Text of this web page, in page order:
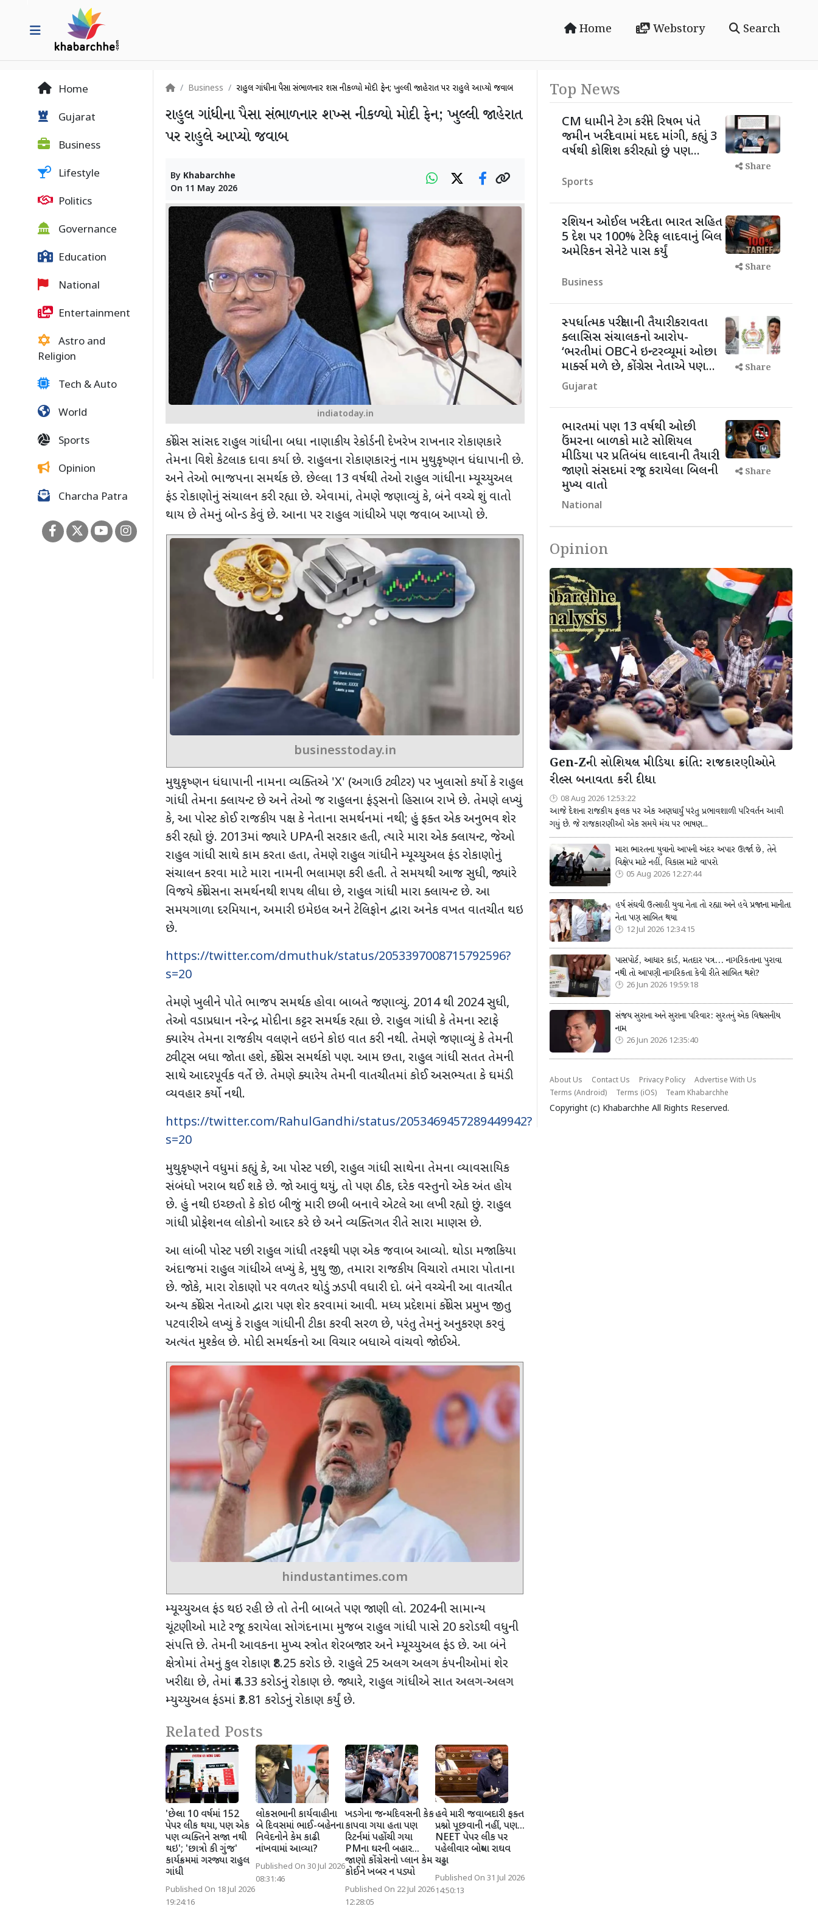
Home Webstory Search
Home
Gujarat
Business
Lifestyle
Politics
Governance
Education
National
Entertainment
Astro and
Religion
Tech & Auto
World
Sports
Opinion
Charcha Patra
Business રાહુલ ગાંધીના પૈસા સંભાળનાર શખ્સ નીકળ્યો મોદી ફેન; ખુલ્લી જાહેરાત પર રાહુલે આપ્યો જવાબ
રાહુલ ગાંધીના પૈસા સંભાળનાર શખ્સ નીકળ્યો મોદી ફેન; ખુલ્લી જાહેરાત
પર રાહુલે આપ્યો જવાબ
By Khabarchhe
On 11 May 2026
indiatoday.in
કોંગ્રેસ સાંસદ રાહુલ ગાંધીના બધા નાણાકીય રેકોર્ડની દેખરેખ રાખનાર રોકાણકારે
તેમના વિશે કેટલાક દાવા કર્યા છે. રાહુલના રોકાણકારનું નામ મુથુકૃષ્ણન ધંધાપાની છે.
અને તેઓ ભાજપના સમર્થક છે. છેલ્લા 13 વર્ષથી તેઓ રાહુલ ગાંધીના મ્યૂચ્યુઅલ
ફંડ રોકાણોનું સંચાલન કરી રહ્યા છે. એવામાં, તેમણે જણાવ્યું કે, બંને વચ્ચે શું વાતો
થાય છે તેમનું બોન્ડ કેવું છે. આના પર રાહુલ ગાંધીએ પણ જવાબ આપ્યો છે.
businesstoday.in
મુથુકૃષ્ણન ધંધાપાની નામના વ્યક્તિએ 'X' (અગાઉ ટ્વીટર) પર ખુલાસો કર્યો કે રાહુલ
ગાંધી તેમના ક્લાયન્ટ છે અને તેઓ જ રાહુલના ફંડ્સનો હિસાબ રાખે છે. તેમણે લખ્યું
કે, આ પોસ્ટ કોઈ રાજકીય પક્ષ કે નેતાના સમર્થનમાં નથી; હું ફક્ત એક અનુભવ શેર
કરી રહ્યો છું. 2013માંજ્યારે UPAની સરકાર હતી, ત્યારે મારા એક ક્લાયન્ટ, જેઓ
રાહુલ ગાંધી સાથે કામ કરતા હતા, તેમણે રાહુલ ગાંધીને મ્યૂચ્યુઅલ ફંડ રોકાણોનું
સંચાલન કરવા માટે મારા નામની ભલામણ કરી હતી. તે સમયથી આજ સુધી, જ્યાંરે
વિજયે કોંગ્રેસના સમર્થનથી શપથ લીધા છે, રાહુલ ગાંધી મારા ક્લાયન્ટ છે. આ
સમયગાળા દરમિયાન, અમારી ઇમેઇલ અને ટેલિફોન દ્વારા અનેક વખત વાતચીત થઇ
છે.
https://twitter.com/dmuthuk/status/2053397008715792596?
s=20
તેમણે ખુલીને પોતે ભાજપ સમર્થક હોવા બાબતે જણાવ્યું. 2014થી 2024સુધી,
તેઓ વડાપ્રધાન નરેન્દ્ર મોદીના કટ્ટર સમર્થક રહ્યા છે. રાહુલ ગાંધી કે તેમના સ્ટાફે
ક્યારેય તેમના રાજકીય વલણને લઇને કોઇ વાત કરી નથી. તેમણે જણાવ્યું કે તેમની
ટ્વીટ્સ બધા જોતા હશે, કોંગ્રેસ સમર્થકો પણ. આમ છતા, રાહુલ ગાંધી સતત તેમની
સાથે આદરપૂર્વક વર્તે છે. તેમણે ક્યારેય તેમની વાતચીતમાં કોઈ અસભ્યતા કે ઘમંડી
વ્યવહાર કર્યો નથી.
https://twitter.com/RahulGandhi/status/2053469457289449942?
s=20
મુથુકૃષ્ણને વધુમાં કહ્યું કે, આ પોસ્ટ પછી, રાહુલ ગાંધી સાથેના તેમના વ્યાવસાયિક
સંબંધો ખરાબ થઈ શકે છે. જો આવું થયું, તો પણ ઠીક, દરેક વસ્તુનો એક અંત હોય
છે. હું નથી ઇચ્છતો કે કોઇ બીજું મારી છબી બનાવે એટલે આ લખી રહ્યો છું. રાહુલ
ગાંધી પ્રોફેશનલ લોકોનો આદર કરે છે અને વ્યક્તિગત રીતેસારા માણસ છે.
આ લાંબી પોસ્ટ પછીરાહુલ ગાંધી તરફથી પણ એક જવાબ આવ્યો. થોડા મજાકિયા
અંદાજમાંરાહુલ ગાંધીએ લખ્યું કે, મુથુ જી, તમારા રાજકીય વિચારો તમારા પોતાના
છે. જોકે, મારા રોકાણો પર વળતર થોડું ઝડપી વધારી દો. બંને વચ્ચેની આ વાતચીત
અન્ય કોંગ્રેસ નેતાઓ દ્વારા પણ શેર કરવામાં આવી. મધ્ય પ્રદેશમાંકોંગ્રેસ પ્રમુખ જીતુ
પટવારીએ લખ્યું કે રાહુલ ગાંધીની ટીકા કરવી સરળ છે, પરંતુ તેમનું અનુકરણ કરવું
અત્યંત મુશ્કેલ છે. મોદી સમર્થકનો આ વિચાર બધાએ વાંચવો જોઈએ.
hindustantimes.com
મ્યૂચ્યુઅલ ફંડ થઇ રહી છે તો તેની બાબતે પણ જાણી લો. 2024ની સામાન્ય
ચૂંટણીઓ માટે રજૂ કરાયેલા સોગંદનામા મુજબરાહુલ ગાંધી પાસે 20કરોડથી વધુની
સંપત્તિ છે. તેમની આવકના મુખ્ય સ્ત્રોત શેરબજાર અને મ્યૂચ્યુઅલ ફંડ છે. આ બંને
ક્ષેત્રોમાં તેમનું કુલ રોકાણ ₹8.25 કરોડ છે. રાહુલે 25 અલગ અલગ કંપનીઓમાં શેર
ખરીદ્યા છે, તેમાં ₹4.33 કરોડનું રોકાણ છે. જ્યારે, રાહુલ ગાંધીએ સાત અલગ-અલગ
મ્યુચ્યુઅલ ફંડમાં ₹3.81 કરોડનું રોકાણ કર્યું છે.
Related Posts
'છેલ્લા 10 વર્ષમાં 152
પેપર લીક થયા, પણ એક
પણ વ્યક્તિને સજા નથી
થઇ'; 'છાત્રો કી ગુંજ'
કાર્યક્રમમાં ગરજ્યા રાહુલ
ગાંધી
Published On 18 Jul 2026
19:24:16
લોકસભાની કાર્યવાહીના
બે દિવસમાં ભાઈ-બહેનના
નિવેદનોને કેમ કાઢી
નાંખવામાં આવ્યા?
Published On 30 Jul 2026
08:31:46
ખડગેના જન્મદિવસની કેક
કાપવા ગયા હતા પણ
રિટર્નમાં પહોંચી ગયા
PMના ઘરની બહાર...
જાણો કોંગ્રેસનો પ્લાન કેમ
કોઈને ખબર ન પડ્યો
Published On 22 Jul 2026
12:28:05
હવે મારી જવાબદારી ફક્ત
પ્રશ્નો પૂછવાની નહીં, પણ...
NEET પેપર લીક પર
પહેલીવાર બોલ્યા રાઘવ
ચઢ્ઢા
Published On 31 Jul 2026
14:50:13
Top News
CM ધામીને ટેગ કરીને રિષભ પંતે
જમીન ખરીદવામાં મદદ માંંગી, કહ્યું 3
વર્ષથી કોશિશ કરી રહ્યો છું પણ...
Sports
Share
રશિયન ઓઈલ ખરીદતા ભારત સહિત
5 દેશ પર 100% ટેરિફ લાદવાનું બિલ
અમેરિકન સેનેટે પાસ કર્યું
Business
Share
સ્પર્ધાત્મક પરીક્ષાની તૈયારી કરાવતા
ક્લાસિસ સંચાલકનો આરોપ-
‘ભરતીમાં OBCને ઇન્ટરવ્યૂમાં ઓછા
માર્ક્સ મળે છે, કોંગ્રેસ નેતાએ પણ...
Gujarat
Share
ભારતમાં પણ 13 વર્ષથી ઓછી
ઉંમરના બાળકો માટે સોશિયલ
મીડિયા પર પ્રતિબંધ લાદવાની તૈયારી!
જાણો સંસદમાં રજૂ કરાયેલા બિલની
મુખ્ય વાતો
National
Share
Opinion
Gen-Zની સોશિયલ મીડિયા ક્રાંતિ: રાજકારણીઓને
રીલ્સ બનાવતા કરી દીધા
08 Aug 2026 12:53:22
આજે દેશના રાજકીય ફલક પર એક અણધાર્યું પરંતુ પ્રભાવશાળી પરિવર્તન આવી
ગયું છે. જે રાજકારણીઓ એક સમયે મંચ પર ભાષણ...
મારા ભારતના યુવાનો આપની અંદર અપાર ઊર્જા છે, તેને
વિક્ષેપ માટે નહીં, વિકાસ માટે વાપરો
05 Aug 2026 12:27:44
હર્ષ સંઘવી ઉત્સાહી યુવા નેતા તો રહ્યા અને હવે પ્રજાના માનીતા
નેતા પણ સાબિત થયા
12 Jul 2026 12:34:15
પાસપોર્ટ, આધાર કાર્ડ, મતદાર પત્ર... નાગરિકતાના પુરાવા
નથી તો આપણી નાગરિકતા કેવી રીતે સાબિત થશે?
26 Jun 2026 19:59:18
સંજય સુરાના અને સુરાના પરિવાર: સુરતનું એક વિશ્વસનીય
નામ
26 Jun 2026 12:35:40
About Us Contact Us Privacy Policy
Advertise With Us
Terms (Android)
Terms (iOS) Team Khabarchhe
Copyright (c) Khabarchhe All Rights Reserved.